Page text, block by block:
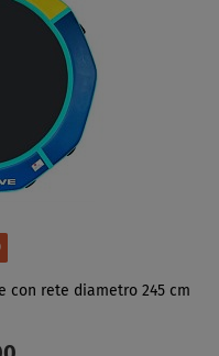
con rete diametro 245 cm